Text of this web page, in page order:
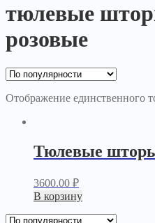
тюлевые
розовые
Отображение единственного
Тюлевые
3600.00 ₽
В корзину